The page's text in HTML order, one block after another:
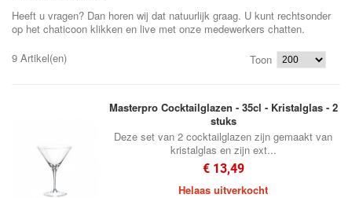
Heeft u vragen? Dan horen wij dat natuurlijk graag. U kunt rechtsonder
op het chaticoon klikken en live met onze medewerkers chatten.
9 Artikel(en)
Toon
Masterpro Cocktailglazen - 35cl - Kristalglas - 2
stuks
Deze set van 2 cocktailglazen zijn gemaakt van
kristalglas en zijn ext...
€ 13,49
Helaas uitverkocht